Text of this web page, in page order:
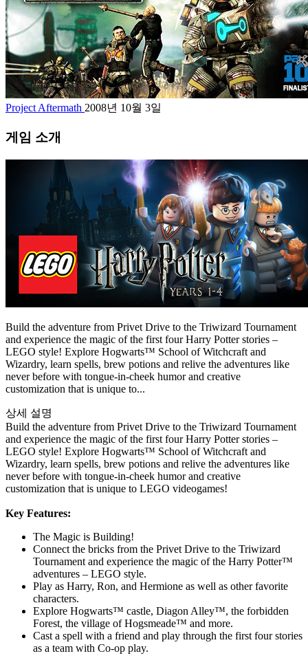
Project Aftermath 2008년 10월 3일
게임 소개
Build the adventure from Privet Drive to the Triwizard Tournament
and experience the magic of the first four Harry Potter stories –
LEGO style! Explore Hogwarts™ School of Witchcraft and
Wizardry, learn spells, brew potions and relive the adventures like
never before with tongue-in-cheek humor and creative
customization that is unique to...
상세 설명
Build the adventure from Privet Drive to the Triwizard Tournament
and experience the magic of the first four Harry Potter stories –
LEGO style! Explore Hogwarts™ School of Witchcraft and
Wizardry, learn spells, brew potions and relive the adventures like
never before with tongue-in-cheek humor and creative
customization that is unique to LEGO videogames!
Key Features:
The Magic is Building!
Connect the bricks from the Privet Drive to the Triwizard
Tournament and experience the magic of the Harry Potter™
adventures – LEGO style.
Play as Harry, Ron, and Hermione as well as other favorite
characters.
Explore Hogwarts™ castle, Diagon Alley™, the forbidden
Forest, the village of Hogsmeade™ and more.
Cast a spell with a friend and play through the first four stories
as a team with Co-op play.